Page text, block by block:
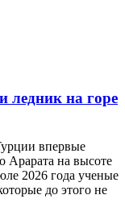
ледник на горе
впервые
Арарата на высоте
2026 года ученые
до этого не